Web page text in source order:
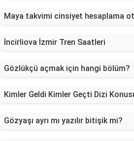
Maya takvimi cinsiyet hesaplama
İncirliova İzmir Tren Saatleri
Gözlükçü açmak için hangi bölüm?
Kimler Geldi Kimler Geçti Dizi
Gözyaşı ayrı mı yazılır bitişik mi?